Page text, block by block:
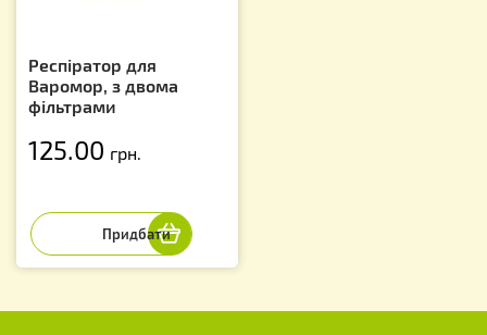
Респіратор для
Варомор, з двома
фільтрами
125.00 грн.